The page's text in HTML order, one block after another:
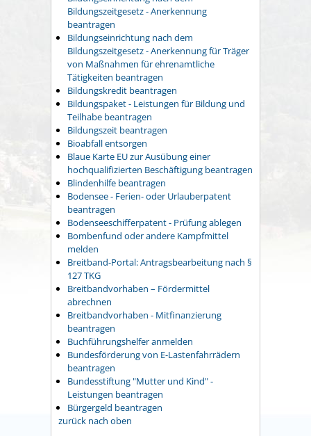
Bildungszeitgesetz - Anerkennung
beantragen
Bildungseinrichtung nach dem
Bildungszeitgesetz - Anerkennung für Träger
von Maßnahmen für ehrenamtliche
Tätigkeiten beantragen
Bildungskredit beantragen
Bildungspaket - Leistungen für Bildung und
Teilhabe beantragen
Bildungszeit beantragen
Bioabfall entsorgen
Blaue Karte EU zur Ausübung einer
hochqualifizierten Beschäftigung beantragen
Blindenhilfe beantragen
Bodensee - Ferien- oder Urlauberpatent
beantragen
Bodenseeschifferpatent - Prüfung ablegen
Bombenfund oder andere Kampfmittel
melden
Breitband-Portal: Antragsbearbeitung nach §
127 TKG
Breitbandvorhaben – Fördermittel
abrechnen
Breitbandvorhaben - Mitfinanzierung
beantragen
Buchführungshelfer anmelden
Bundesförderung von E-Lastenfahrrädern
beantragen
Bundesstiftung "Mutter und Kind" -
Leistungen beantragen
Bürgergeld beantragen
zurück nach oben